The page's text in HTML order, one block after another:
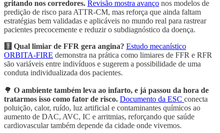
gritando nos corredores. Revisão mostra avanço nos modelos de
predição de risco para ATTR-CM, mas reforça que ainda faltam
estratégias bem validadas e aplicáveis no mundo real para rastrear
pacientes precocemente e reduzir o subdiagnóstico da doença.
🧮 Qual limiar de FFR gera angina? Estudo mecanístico
ORBITA-FIRE demonstra na prática como limiares de FFR e RFR
são variáveis entre indivíduos e sugerem a possibilidade de uma
conduta individualizada dos pacientes.
🌳 O ambiente também leva ao infarto, e já passou da hora de
tratarmos isso como fator de risco. Documento da ESC conecta
poluição, calor, ruído, luz artificial e contaminantes químicos ao
aumento de DAC, AVC, IC e arritmias, reforçando que saúde
cardiovascular também depende da cidade onde vivemos.